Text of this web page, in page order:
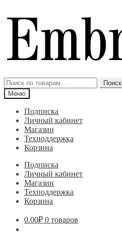
к
навигации
к
содержимому
Искать:
Поиск
Меню
Подписка
Личный кабинет
Магазин
Техподдержка
Корзина
Подписка
Личный кабинет
Магазин
Техподдержка
Корзина
0.00₽ 0 товаров